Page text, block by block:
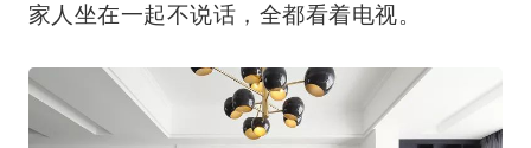
家人坐在一起不说话，全都看着电视。